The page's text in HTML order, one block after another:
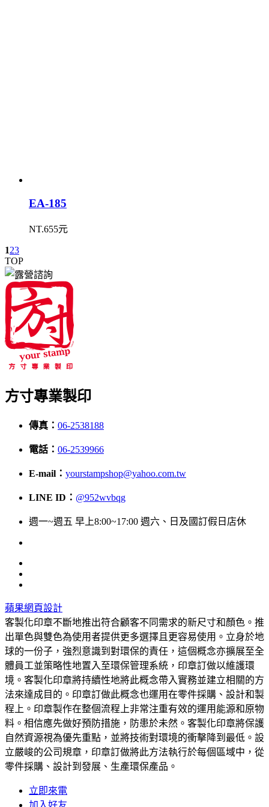
EA-185
NT.655元
123
TOP
方寸專業製印
傳真： 06-2538188
電話： 06-2539966
E-mail： yourstampshop@yahoo.com.tw
LINE ID： @952wvbqg
週一~週五 早上8:00~17:00 週六、日及國訂假日店休
蘋果網頁設計
客製化印章不斷地推出符合顧客不同需求的新尺寸和顏色。推
出單色與雙色為使用者提供更多選擇且更容易使用。立身於地
球的一份子，強烈意識到對環保的責任，這個概念亦擴展至全
體員工並策略性地置入至環保管理系統，印章訂做以維護環
境。客製化印章將持續性地將此概念帶入實務並建立相關的方
法來達成目的。印章訂做此概念也運用在零件採購、設計和製
程上。印章製作在整個流程上非常注重有效的運用能源和原物
料。相信應先做好預防措施，防患於未然。客製化印章將保護
自然資源視為優先重點，並將技術對環境的衝擊降到最低。設
立嚴峻的公司規章，印章訂做將此方法執行於每個區域中，從
零件採購、設計到發展、生產環保產品。
立即來電